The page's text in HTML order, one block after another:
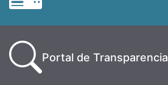
Portal de Transparencia